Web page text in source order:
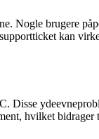
Nogle brugere
kan
Disse
hvilket